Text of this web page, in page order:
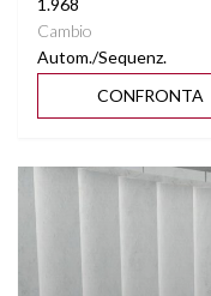
Cambio
Autom./Sequenz.
CONFRONTA